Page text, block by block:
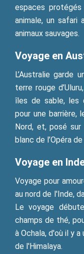
espaces
animale, un safari
animaux sauvages.
Voyage en
L’Australie garde
terre rouge
îles de sable, les
pour une barrière,
Nord, et, posé
blanc de l’Opéra
Voyage en
Voyage pour
au nord de l'Inde,
Le voyage
champs de thé,
à Ochala, d'où il y
de l'Himalaya.